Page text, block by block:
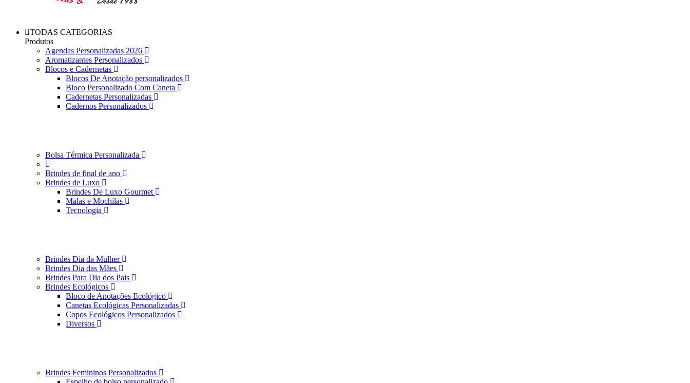
TODAS CATEGORIAS
Produtos
Agendas Personalizadas 2026
Aromatizantes Personalizados
Blocos e Cadernetas
Blocos De Anotação personalizados
Bloco Personalizado Com Caneta
Cadernetas Personalizadas
Cadernos Personalizados
Bolsa Térmica Personalizada
Brindes de final de ano
Brindes de Luxo
Brindes De Luxo Gourmet
Malas e Mochilas
Tecnologia
Brindes Dia da Mulher
Brindes Dia das Mães
Brindes Para Dia dos Pais
Brindes Ecológicos
Bloco de Anotações Ecológico
Canetas Ecológicas Personalizadas
Copos Ecológicos Personalizados
Diversos
Brindes Femininos Personalizados